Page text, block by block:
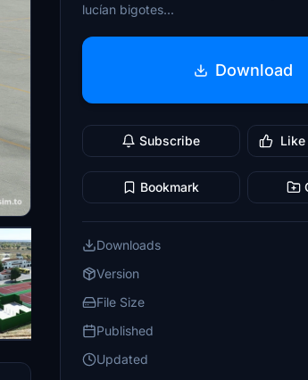
lucían bigotes...
Download
Subscribe Like
Bookmark
Downloads
Version
File Size
Published
Updated